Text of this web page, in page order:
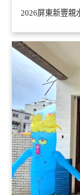
2026屏東新豐親